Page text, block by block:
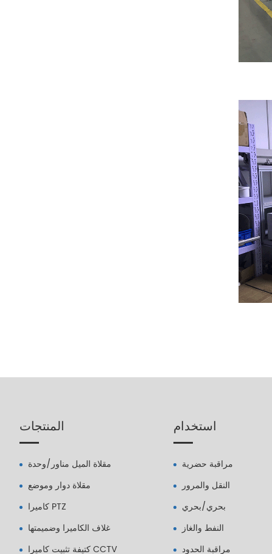
المنتجات
مقلاة الميل مناور/وحدة
مقلاة دوار وموضع
كاميرا PTZ
غلاف الكاميرا وضميمتها
كتيفة تثبيت كاميرا CCTV
استخدام
مراقبة حضرية
النقل والمرور
بحري/بحري
النفط والغاز
مراقبة الحدود